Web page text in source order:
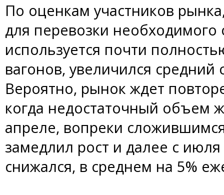
По оценкам участников
для перевозки
используется почти
вагонов, увеличился средний
Вероятно, рынок ждет
когда недостаточный объем
апреле, вопреки
замедлил рост и далее с
снижался, в среднем на 5%